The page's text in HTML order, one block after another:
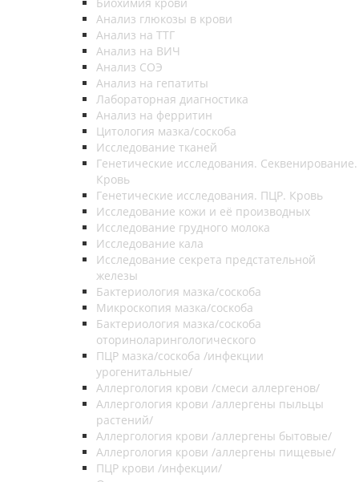
Анализ глюкозы в крови
Анализ на ТТГ
Анализ на ВИЧ
Анализ СОЭ
Анализ на гепатиты
Лабораторная диагностика
Анализ на ферритин
Цитология мазка/соскоба
Исследование тканей
Генетические исследования. Секвенирование.
Кровь
Генетические исследования. ПЦР. Кровь
Исследование кожи и её производных
Исследование грудного молока
Исследование кала
Исследование секрета предстательной
железы
Бактериология мазка/соскоба
Микроскопия мазка/соскоба
Бактериология мазка/соскоба
оториноларингологического
ПЦР мазка/соскоба /инфекции
урогенитальные/
Аллергология крови /смеси аллергенов/
Аллергология крови /аллергены пыльцы
растений/
Аллергология крови /аллергены бытовые/
Аллергология крови /аллергены пищевые/
ПЦР крови /инфекции/